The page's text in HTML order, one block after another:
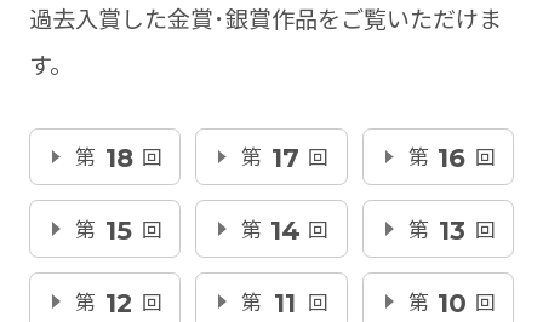
過去入賞した金賞･銀賞作品をご覧いただけま
す。
第 18 回 第 17 回 第 16 回
第 15 回 第 14 回 第 13 回
第 12 回 第 11 回 第 10 回